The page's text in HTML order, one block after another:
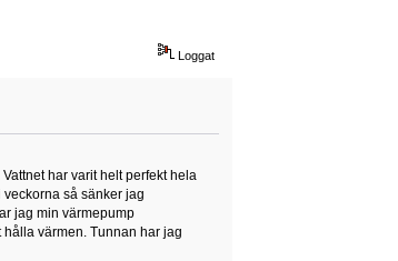
Loggat
har varit helt perfekt hela
så sänker jag
jag min värmepump
värmen. Tunnan har jag